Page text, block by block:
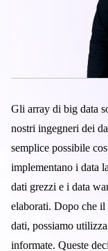
Gli array di big data
nostri ingegneri dei
semplice possibile
implementano i data
dati grezzi e i data
elaborati. Dopo che
dati, possiamo
informate. Queste